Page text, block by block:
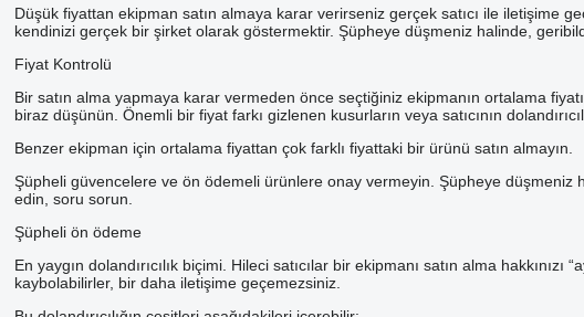
Düşük fiyattan ekipman satın almaya karar verirseniz gerçek satıcı ile iletişime
kendinizi gerçek bir şirket olarak göstermektir. Şüpheye düşmeniz halinde,
Fiyat Kontrolü
Bir satın alma yapmaya karar vermeden önce seçtiğiniz ekipmanın ortalama
biraz düşünün. Önemli bir fiyat farkı gizlenen kusurların veya satıcının
Benzer ekipman için ortalama fiyattan çok farklı fiyattaki bir ürünü satın almayın.
Şüpheli güvencelere ve ön ödemeli ürünlere onay vermeyin. Şüpheye düşmeniz
edin, soru sorun.
Şüpheli ön ödeme
En yaygın dolandırıcılık biçimi. Hileci satıcılar bir ekipmanı satın alma
kaybolabilirler, bir daha iletişime geçemezsiniz.